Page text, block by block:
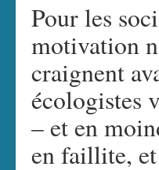
Pour les
motivation
craignent
écologistes
– et en
en faillite,